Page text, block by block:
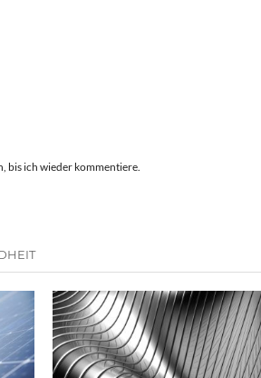
bis ich wieder kommentiere.